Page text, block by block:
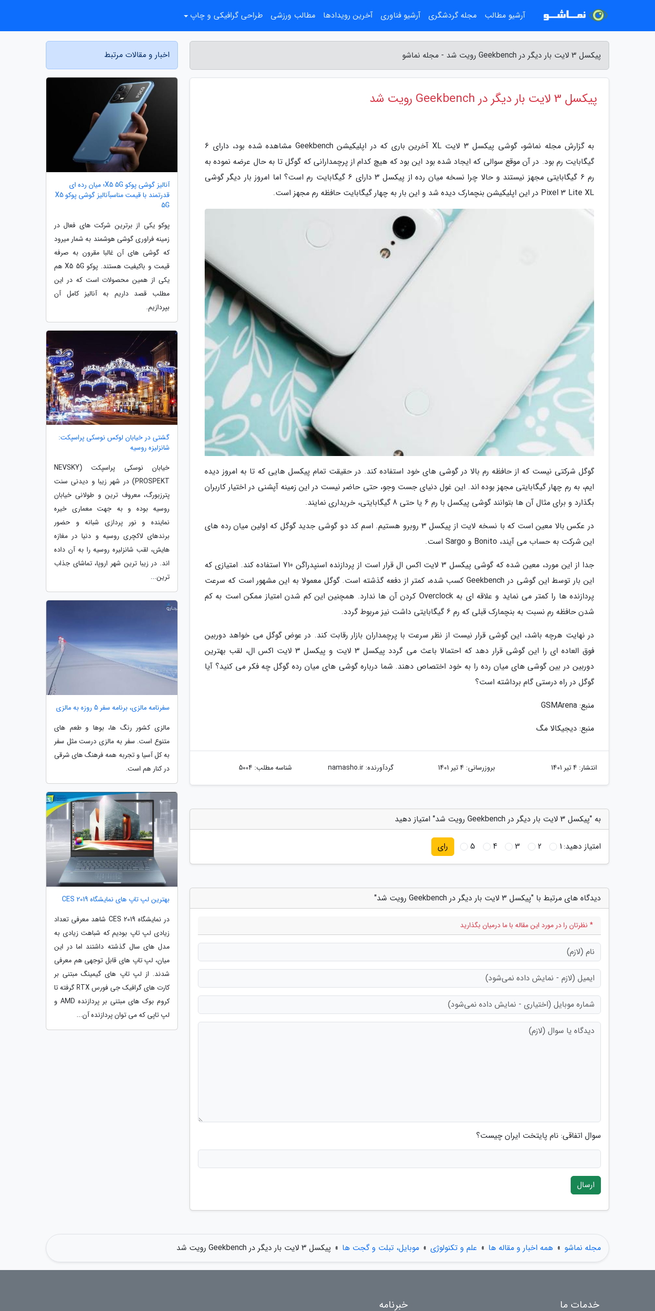
پیکسل 3 لایت بار دیگر در Geekbench رویت شد - مجله نماشو
پیکسل 3 لایت بار دیگر در Geekbench رویت شد
به گزارش مجله نماشو، گوشی پیکسل 3 لایت XL آخرین باری که در اپلیکیشن Geekbench مشاهده شده بود، دارای 6
گیگابایت رم بود. در آن موقع سوالی که ایجاد شده بود این بود که هیچ کدام از پرچمدارانی که گوگل تا به حال عرضه نموده به
رم 6 گیگابایتی مجهز نیستند و حالا چرا نسخه میان رده از پیکسل 3 دارای 6 گیگابایت رم است؟ اما امروز بار دیگر گوشی
Pixel 3 Lite XL در این اپلیکیشن بنچمارک دیده شد و این بار به چهار گیگابایت حافظه رم مجهز است.
گوگل شرکتی نیست که از حافظه رم بالا در گوشی های خود استفاده کند. در حقیقت تمام پیکسل هایی که تا به امروز دیده
ایم، به رم چهار گیگابایتی مجهز بوده اند. این غول دنیای جست وجو، حتی حاضر نیست در این زمینه آپشنی در اختیار کاربران
بگذارد و برای مثال آن ها بتوانند گوشی پیکسل با رم 6 یا حتی 8 گیگابایتی، خریداری نمایند.
در عکس بالا معین است که با نسخه لایت از پیکسل 3 روبرو هستیم. اسم کد دو گوشی جدید گوگل که اولین میان رده های
این شرکت به حساب می آیند، Bonito و Sargo است.
جدا از این مورد، معین شده که گوشی پیکسل 3 لایت اکس ال قرار است از پردازنده اسنپدراگن 710 استفاده کند. امتیازی که
این بار توسط این گوشی در Geekbench کسب شده، کمتر از دفعه گذشته است. گوگل معمولا به این مشهور است که سرعت
پردازنده ها را کمتر می نماید و علاقه ای به Overclock کردن آن ها ندارد. همچنین این کم شدن امتیاز ممکن است به کم
شدن حافظه رم نسبت به بنچمارک قبلی که رم 6 گیگابایتی داشت نیز مربوط گردد.
در نهایت هرچه باشد، این گوشی قرار نیست از نظر سرعت با پرچمداران بازار رقابت کند. در عوض گوگل می خواهد دوربین
فوق العاده ای را این گوشی قرار دهد که احتمالا باعث می گردد پیکسل 3 لایت و پیکسل 3 لایت اکس ال، لقب بهترین
دوربین در بین گوشی های میان رده را به خود اختصاص دهند. شما درباره گوشی های میان رده گوگل چه فکر می کنید؟ آیا
گوگل در راه درستی گام برداشته است؟
منبع: GSMArena
منبع: دیجیکالا مگ
انتشار: 4 تیر 1401 بروزرسانی: 4 تیر 1401 گردآورنده:namasho.ir شناسه مطلب: 5004
به "پیکسل 3 لایت بار دیگر در Geekbench رویت شد" امتیاز دهید
امتیاز دهید:1
2
3
4
5 رای
دیدگاه های مرتبط با "پیکسل 3 لایت بار دیگر در Geekbench رویت شد"
* نظرتان را در مورد این مقاله با ما درمیان بگذارید
سوال اتفاقی: نام پایتخت ایران چیست؟
ارسال
اخبار و مقالات مرتبط
آنالیز گوشی پوکو X5 5G؛ میان رده ای
قدرتمند با قیمت مناسبآنالیز گوشی پوکو X5
5G
پوکو یکی از برترین شرکت های فعال در
زمینه فراوری گوشی هوشمند به شمار میرود
که گوشی های آن غالبا مقرون به صرفه
قیمت و باکیفیت هستند. پوکو X5 5G هم
یکی از همین محصولات است که در این
مطلب قصد داریم به آنالیز کامل آن
بپردازیم.
گشتی در خیابان لوکس نوسکی پراسپکت:
شانزلیزه روسیه
خیابان نوسکی پراسپکت (NEVSKY
PROSPEKT) در شهر زیبا و دیدنی سنت
پترزبورگ، معروف ترین و طولانی خیابان
روسیه بوده و به جهت معماری خیره
نماینده و نور پردازی شبانه و حضور
برندهای لاکچری روسیه و دنیا در مغازه
هایش، لقب شانزلیره روسیه را به آن داده
اند. در زیبا ترین شهر اروپا، تماشای جذاب
ترین...
سفرنامه مالزی، برنامه سفر 5 روزه به مالزی
مالزی کشور رنگ ها، بوها و طعم های
متنوع است. سفر به مالزی درست مثل سفر
به کل آسیا و تجربه همه فرهنگ های شرقی
در کنار هم است.
بهترین لپ تاپ های نمایشگاه CES 2019
در نمایشگاه CES 2019 شاهد معرفی تعداد
زیادی لپ تاپ بودیم که شباهت زیادی به
مدل های سال گذشته داشتند اما در این
میان، لپ تاپ های قابل توجهی هم معرفی
شدند. از لپ تاپ های گیمینگ مبتنی بر
کارت های گرافیک جی فورس RTX گرفته تا
کروم بوک های مبتنی بر پردازنده AMD و
لپ تاپی که می توان پردازنده آن...
مجله نماشو » همه اخبار و مقاله ها » علم و تکنولوژی » موبایل، تبلت و گجت ها » پیکسل 3 لایت بار دیگر در Geekbench رویت شد
آرشیو مطالب مجله گردشگری آرشیو فناوری آخرین رویدادها مطالب ورزشی طراحی گرافیکی و چاپ
خدمات ما خبرنامه